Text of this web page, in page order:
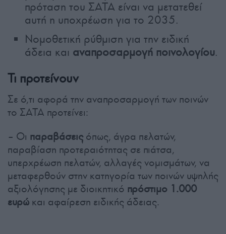
πρόταση του ΣΑΤΑ είναι να μετατεθεί
αυτή η υποχρέωση για το 2035.
Νομοθετική ρύθμιση για την ειδική
άδεια και αναπροσαρμογή ποινολογίου.
Τι προτείνουν
Σε ό,τι αφορά την αναπροσαρμογή των ποινών
το ΣΑΤΑ προτείνει:
– Οι παραβάσειςόπως, άγρα πελατών,
παραβίαση προτεραιότητας σε πιάτσα,
υπερχρέωση πελατών, αλλαγές νομισμάτων, να
μεταφερθούν στην κατηγορία των ποινών υψηλής
αξιολόγησης με διοικητικό πρόστιμο 1.000
ευρώ και αφαίρεση ειδικής άδειας.